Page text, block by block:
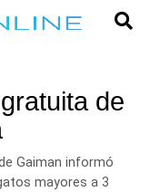
de
Gaiman informó
mayores a 3